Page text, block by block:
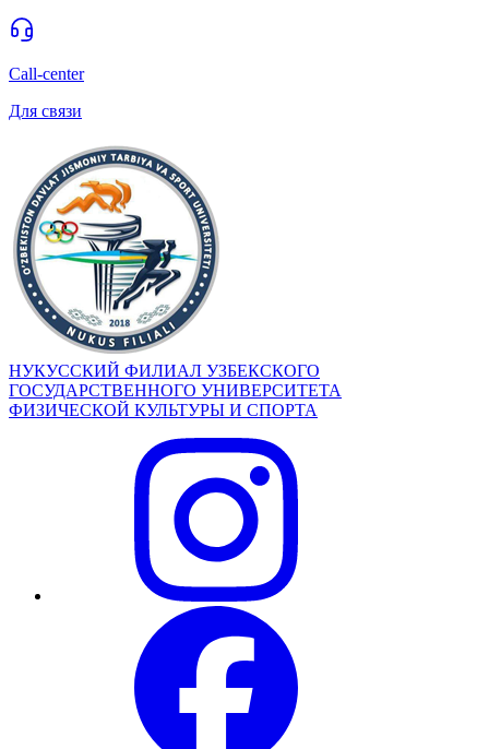
Call-center
Для связи
НУКУССКИЙ ФИЛИАЛ УЗБЕКСКОГО
ГОСУДАРСТВЕННОГО УНИВЕРСИТЕТА
ФИЗИЧЕСКОЙ КУЛЬТУРЫ И СПОРТА